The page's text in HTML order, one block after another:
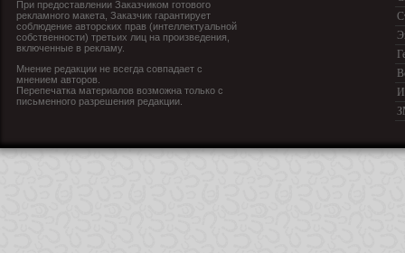
При предоставлении Заказчиком готового
рекламного макета, Заказчик гарантирует
соблюдение авторских прав (интеллектуальной
собственности) третьих лиц на произведения,
включенные в рекламу.
Мнение редакции не всегда совпадает с
мнением авторов.
Перепечатка материалов возможна только с
письменного разрешения редакции.